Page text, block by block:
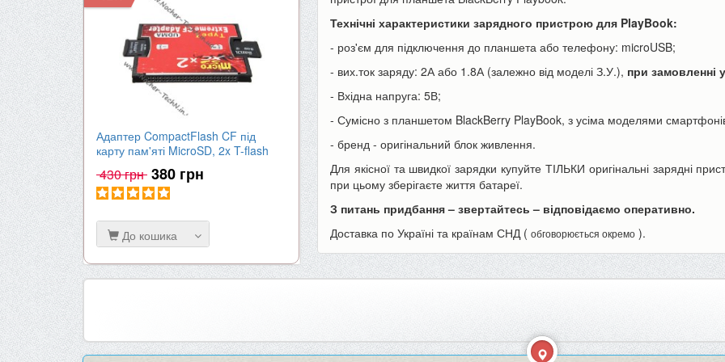
Адаптер CompactFlash CF під
карту пам'яті MicroSD, 2x T-flash
430 грн 380 грн
До кошика
Акумулятори Canon LP-E6 | LP-E6N
| 2000mAh для фотоапарата EOS...
650 грн 590 грн
До кошика
iPhone 6s Plus 3000mAh...
390 грн 350 грн
До кошика
Технічні характеристики зарядного пристрою для PlayBook:
- роз'єм для підключення до планшета або телефону: microUSB;
- вих.ток заряду: 2А або 1.8А (залежно від моделі З.У.), при замовленні
- Вхідна напруга: 5В;
- Сумісно з планшетом BlackBerry PlayBook, з усіма моделями
- бренд - оригінальний блок живлення.
Для якісної та швидкої зарядки купуйте ТІЛЬКИ оригінальні зарядні
при цьому зберігаєте життя батареї.
З питань придбання – звертайтесь – відповідаємо оперативно.
Доставка по Україні та країнам СНД ( обговорюється окремо ).